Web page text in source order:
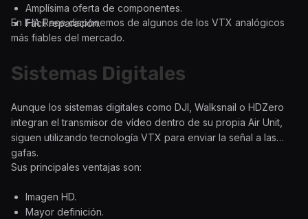
Amplísima oferta de componentes.
Fácil reparación.
En IHA Race disponemos de algunos de los VTX analógicos
más fiables del mercado.
Sistemas Digitales
Aunque los sistemas digitales como DJI, Walksnail o HDZero
integran el transmisor de vídeo dentro de su propia Air Unit,
siguen utilizando tecnología VTX para enviar la señal a las
gafas.
Sus principales ventajas son:
Imagen HD.
Mayor definición.